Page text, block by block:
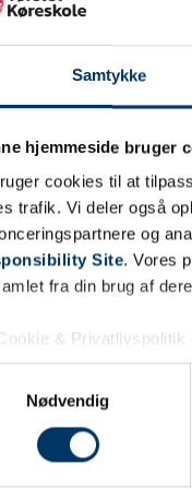
Samtykke
hjemmeside bruger
cookies til at
trafik. Vi deler også
og
Site. Vores
fra din brug af
& Privatlivspolitik
Nødvendig
– Få
styling'
custom_margin='' av-
medium-
av-